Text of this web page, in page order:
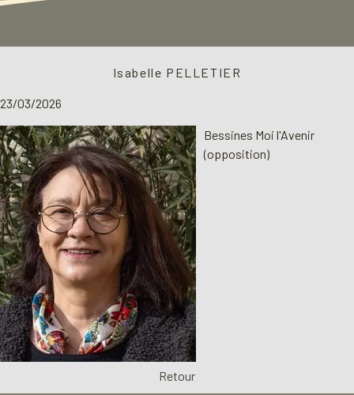
Isabelle PELLETIER
23/03/2026
Bessines Moi l'Avenir
(opposition)
Retour